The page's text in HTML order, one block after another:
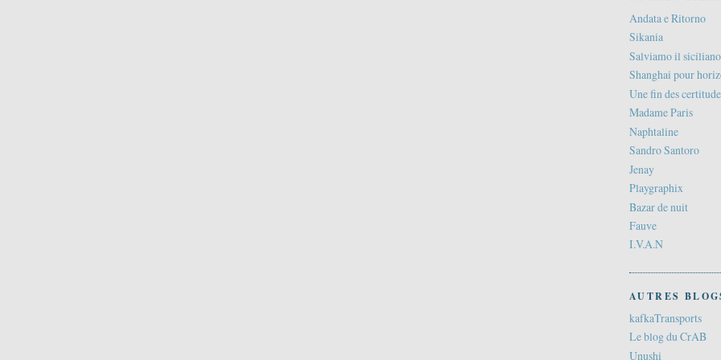
Andata e Ritorno
Sikania
Salviamo il siciliano
Shanghai pour
Une fin des
Madame Paris
Naphtaline
Sandro Santoro
Jenay
Playgraphix
Bazar de nuit
Fauve
I.V.A.N
AUTRES
kafkaTransports
Le blog du CrAB
Unushi